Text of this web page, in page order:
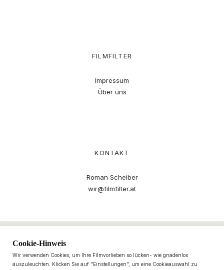
FILMFILTER
Impressum
Über uns
KONTAKT
Roman Scheiber
wir@filmfilter.at
Cookie-Hinweis
Wir verwenden Cookies, um Ihre Filmvorlieben so lücken- wie gnadenlos
auszuleuchten. Klicken Sie auf "Einstellungen", um eine Cookieauswahl zu